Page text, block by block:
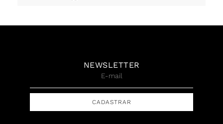
NEWSLETTER
CADASTRAR